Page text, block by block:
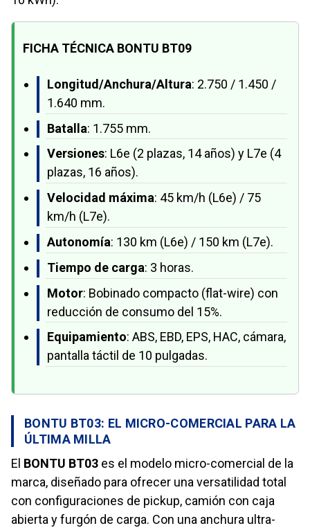
FICHA TÉCNICA BONTU BT09
Longitud/Anchura/Altura: 2.750 / 1.450 /
1.640 mm.
Batalla: 1.755 mm.
Versiones: L6e (2 plazas, 14 años) y L7e (4
plazas, 16 años).
Velocidad máxima: 45 km/h (L6e) / 75
km/h (L7e).
Autonomía: 130 km (L6e) / 150 km (L7e).
Tiempo de carga: 3 horas.
Motor: Bobinado compacto (flat-wire) con
reducción de consumo del 15%.
Equipamiento: ABS, EBD, EPS, HAC, cámara,
pantalla táctil de 10 pulgadas.
BONTU BT03: EL MICRO-COMERCIAL PARA LA
ÚLTIMA MILLA
El BONTU BT03 es el modelo micro-comercial de la
marca, diseñado para ofrecer una versatilidad total
con configuraciones de pickup, camión con caja
abierta y furgón de carga. Con una anchura ultra-